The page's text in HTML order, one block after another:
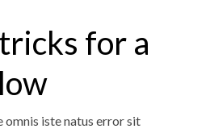
for a
omnis iste natus error sit